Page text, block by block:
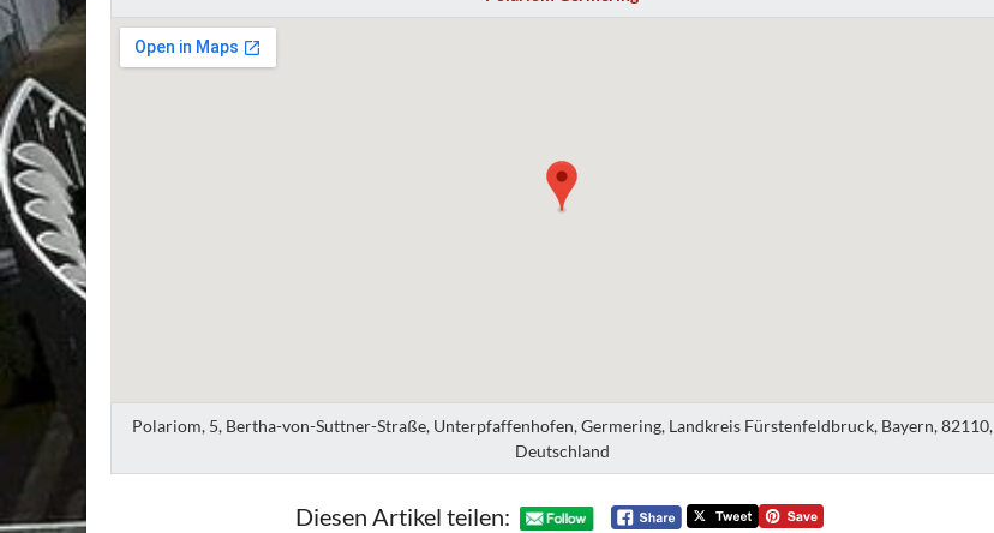
Polariom, 5, Bertha-von-Suttner-Straße, Unterpfaffenhofen, Germering, Landkreis Fürstenfeldbruck, Bayern, 82110,
Deutschland
Diesen Artikel teilen: